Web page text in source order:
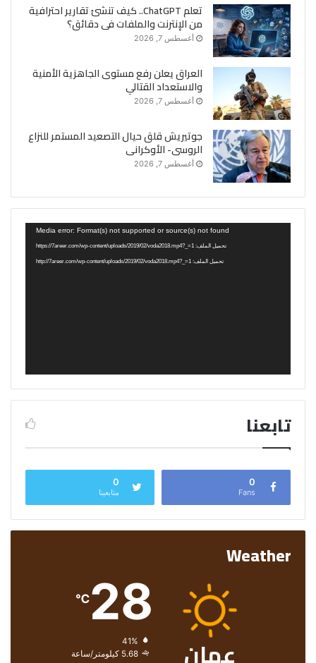
تعلم ChatGPT.. كيف تنشئ تقارير احترافية
من الإنترنت والملفات فى دقائق؟
أغسطس 7, 2026
العراق يعلن رفع مستوى الجاهزية الأمنية
والاستعداد القتالي
أغسطس 7, 2026
جوتيريش قلق حيال التصعيد المستمر للنزاع
الروسى- الأوكرانى
أغسطس 7, 2026
Media error: Format(s) not supported or source(s) not found
تحميل الملف: https://7areer.com/wp-content/uploads/2019/02/voda2018.mp4?_=1
تحميل الملف: http://7areer.com/wp-content/uploads/2019/02/voda2018.mp4?_=1
تابعنا
0
Fans
0
متابعينا
Weather
عمان
28
℃
الرطوبة:
الرياح:5.68 كيلومتر/ساعة